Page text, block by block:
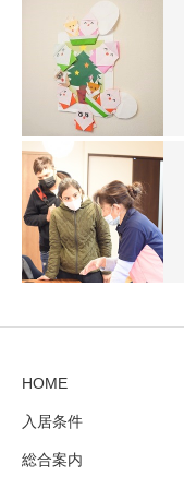
HOME
入居条件
総合案内